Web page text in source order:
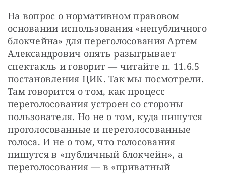
На вопрос о нормативном правовом
основании использования «непубличного
блокчейна» для переголосования Артем
Александрович опять разыгрывает
спектакль и говорит — читайте п. 11.6.5
постановления ЦИК. Так мы посмотрели.
Там говорится о том, как процесс
переголосования устроен со стороны
пользователя. Но не о том, куда пишутся
проголосованные и переголосованные
голоса. И не о том, что голосования
пишутся в «публичный блокчейн», а
переголосования — в «приватный